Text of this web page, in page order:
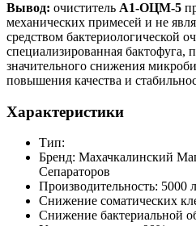
Вывод: очиститель А1-ОЦМ-5
механических примесей и не
средством бактериологической
специализированная бактофуга,
значительного снижения
повышения качества и
Характеристики
Тип:
Бренд: Махачкалинский
Сепараторов
Производительность: 5000
Снижение соматических
Снижение бактериальной